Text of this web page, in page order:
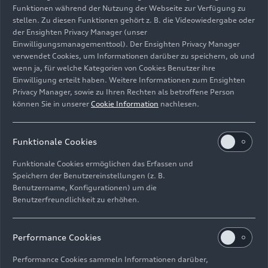
Audi Zukunftsvereinbarung - Eckpunkte für eine
Neuaufstellung an den deutschen Standorten
Bild-Nr: A250288 · Copyright: AUDI AG
Rechte: Verwendung für Pressezwecke honorarfrei
ImpressumRechtliches
Hinweisgebersystem
Informationen zur BarrierefreiheitKontakt
Funktionen während der Nutzung der Webseite zur Verfügung zu
stellen. Zu diesen Funktionen gehört z. B. die Videowiedergabe oder
der Ensighten Privacy Manager (unser
Einwilligungsmanagementtool). Der Ensighten Privacy Manager
verwendet Cookies, um Informationen darüber zu speichern, ob und
wenn ja, für welche Kategorien von Cookies Benutzer ihre
Einwilligung erteilt haben. Weitere Informationen zum Ensighten
Privacy Manager, sowie zu Ihren Rechten als betroffene Person
können Sie in unserer Cookie Information nachlesen.
Funktionale Cookies
Funktionale Cookies ermöglichen das Erfassen und
Speichern der Benutzereinstellungen (z. B.
Benutzername, Konfigurationen) um die
Benutzerfreundlichkeit zu erhöhen.
Performance Cookies
Performance Cookies sammeln Informationen darüber,